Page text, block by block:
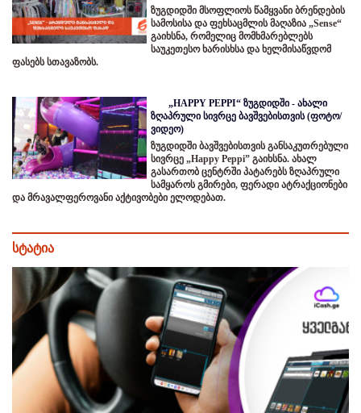
ზუგდიდში მსოფლიოს წამყვანი ბრენდების
სამოსისა და ფეხსაცმლის მაღაზია „Sense“
გაიხსნა, რომელიც მომხმარებლებს
საუკეთესო ხარისხსა და ხელმისაწვდომ
ფასებს სთავაზობს.
„HAPPY PEPPI“ ზუგდიდში - ახალი
ზღაპრული სივრცე ბავშვებისთვის (ფოტო/
ვიდეო)
ზუგდიდში ბავშვებისთვის განსაკუთრებული
სივრცე „Happy Peppi” გაიხსნა. ახალ
გასართობ ცენტრში პატარებს ზღაპრული
სამყაროს გმირები, ფერადი ატრაქციონები
და მრავალფეროვანი აქტივობები ელოდებათ.
სტატია